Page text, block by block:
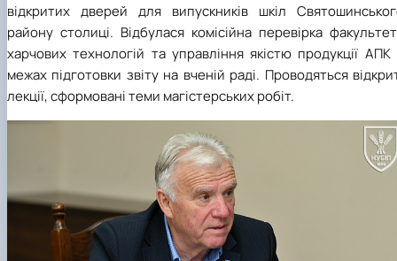
відкритих дверей для випускників шкіл
району столиці. Відбулася комісійна перевірка
харчових технологій та управління якістю продукції АПК
межах підготовки звіту на вченій раді. Проводяться
лекції, сформовані теми магістерських робіт.